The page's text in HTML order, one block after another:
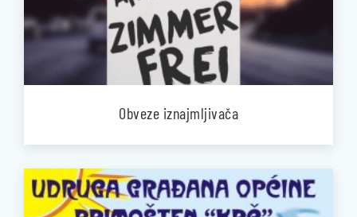
Obveze iznajmljivača